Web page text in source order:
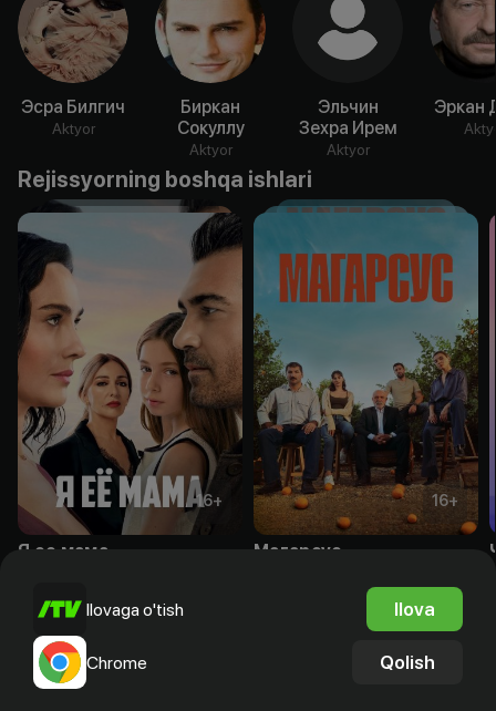
Эсра Билгич
Aktyor
Биркан
Сокуллу
Aktyor
Эльчин
Зехра Ирем
Aktyor
Эркан
Rejissyorning boshqa ishlari
16+
Я ее мама
16+
Магарсус
Ilovaga o'tish Ilova
Chrome Qolish